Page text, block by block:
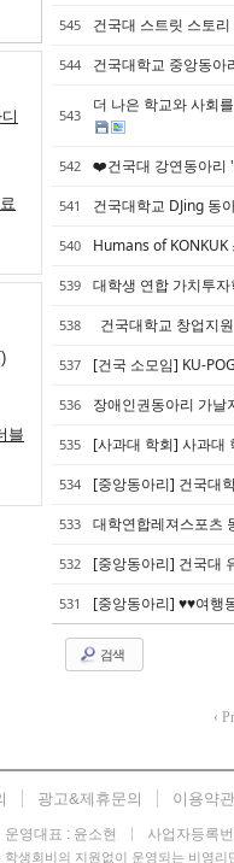
블
545 건국대 스트릿 스토
544 건국대학교 중앙동아
543
더 나은 학교와 사회
542 ❤️건국대 강연동아리
541 건국대학교 DJing 동
540 Humans of KONKUK
539 대학생 연합 가치투
538 건국대학교 창업지
537 [건국 소모임] KU-
536 장애인권동아리 가날
535 [사과대 학회] 사과대
534 [중앙동아리] 건국대
533 대학연합레져스포츠
532 [중앙동아리] 건국대
531 [중앙동아리] ♥♥여행
검색
‹
광고&제휴문의 이용약관
운영대표 : 윤소현 사업자등록
생회비의 지원없이 운영되는 비영